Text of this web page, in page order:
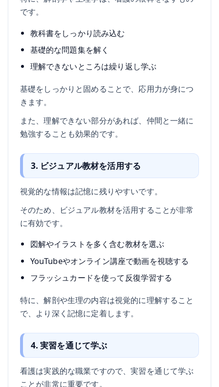
です。
教科書をしっかり読み込む
基礎的な問題集を解く
理解できないところは繰り返し学ぶ
基礎をしっかりと固めることで、応用力が身につ
きます。
また、理解できない部分があれば、仲間と一緒に
勉強することも効果的です。
3. ビジュアル教材を活用する
視覚的な情報は記憶に残りやすいです。
そのため、ビジュアル教材を活用することが非常
に有効です。
図解やイラストを多く含む教材を選ぶ
YouTubeやオンライン講座で動画を視聴する
フラッシュカードを使って反復学習する
特に、解剖や生理の内容は視覚的に理解すること
で、より深く記憶に定着します。
4. 実習を通じて学ぶ
看護は実践的な職業ですので、実習を通じて学ぶ
ことが非常に重要です。